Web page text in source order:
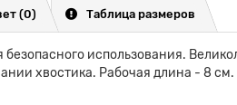
(0) Таблица размеров
использования.
хвостика. Рабочая длина - 8 см.